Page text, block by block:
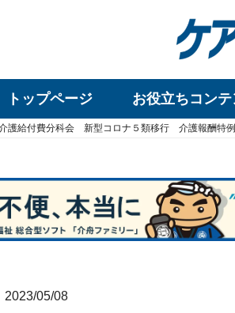
トップページ お役立ちコンテ
護給付費分科会 新型コロナ５類移行 介護報酬特
2023/05/08